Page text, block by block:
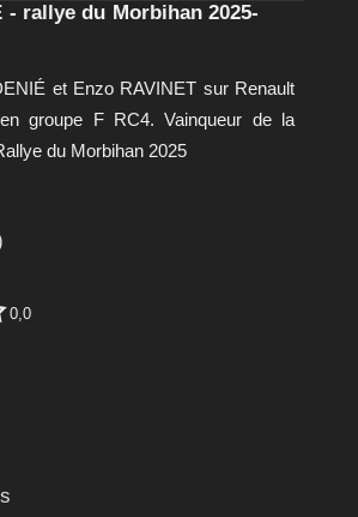
- rallye du Morbihan 2025-
et Enzo RAVINET sur Renault
groupe F RC4. Vainqueur de la
du Morbihan 2025
0,0